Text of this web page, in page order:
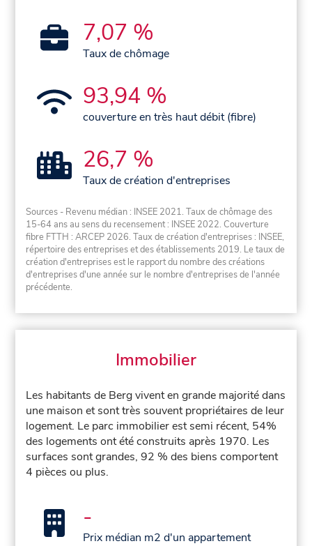
7,07 %
Taux de chômage
93,94 %
couverture en très haut débit (fibre)
26,7 %
Taux de création d'entreprises
Sources - Revenu médian : INSEE 2021. Taux de chômage des
15-64 ans au sens du recensement : INSEE 2022. Couverture
fibre FTTH : ARCEP 2026. Taux de création d'entreprises : INSEE,
répertoire des entreprises et des établissements 2019. Le taux de
création d'entreprises est le rapport du nombre des créations
d'entreprises d'une année sur le nombre d'entreprises de l'année
précédente.
Immobilier
Les habitants de Berg vivent en grande majorité dans
une maison et sont très souvent propriétaires de leur
logement. Le parc immobilier est semi récent, 54%
des logements ont été construits après 1970. Les
surfaces sont grandes, 92 % des biens comportent
4 pièces ou plus.
-
Prix médian m2 d'un appartement